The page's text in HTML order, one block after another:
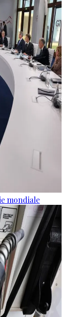
mondiale